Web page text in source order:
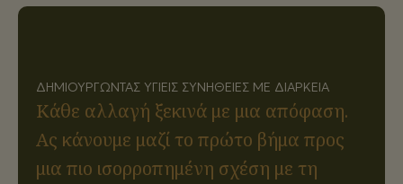
ΔΗΜΙΟΥΡΓΏΝΤΑΣ ΥΓΙΕΊΣ ΣΥΝΉΘΕΙΕΣ ΜΕ ΔΙΆΡΚΕΙΑ
Κάθε αλλαγή ξεκινά με μια απόφαση.
Ας κάνουμε μαζί το πρώτο βήμα προς
μια πιο ισορροπημένη σχέση με τη